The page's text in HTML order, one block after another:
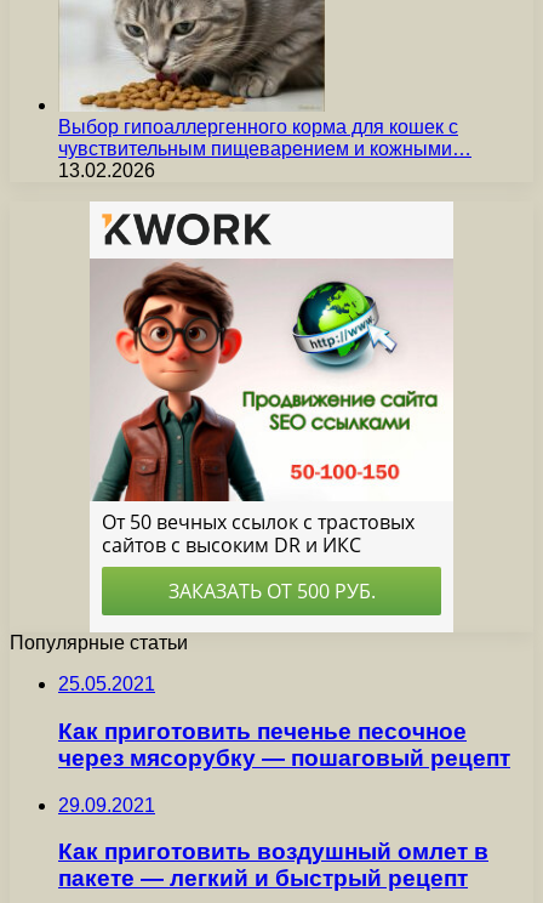
Выбор гипоаллергенного корма для кошек с
чувствительным пищеварением и кожными…
13.02.2026
Популярные статьи
25.05.2021
Как приготовить печенье песочное
через мясорубку — пошаговый рецепт
29.09.2021
Как приготовить воздушный омлет в
пакете — легкий и быстрый рецепт